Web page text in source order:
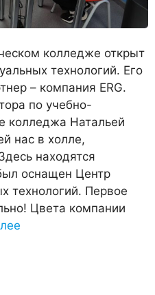
колледже открыт
технологий. Его
– компания ERG.
по учебно-
колледжа Натальей
нас в холле,
находятся
оснащен Центр
технологий. Первое
Цвета компании